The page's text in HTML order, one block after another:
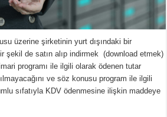
üzerine şirketinin yurt dışındaki bir
şekil de satın alıp indirmek (download etmek)
programı ile ilgili olarak ödenen tutar
ve söz konusu program ile ilgili
sıfatıyla KDV ödenmesine ilişkin maddeye